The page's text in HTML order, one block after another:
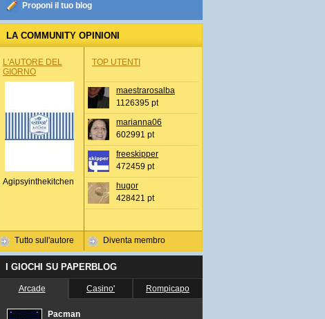
Proponi il tuo blog
LA COMMUNITY OPINIONI
L'AUTORE DEL
GIORNO
Agipsyinthekitchen
Tutto sull'autore
TOP UTENTI
maestrarosalba
1126395 pt
marianna06
602991 pt
freeskipper
472459 pt
hugor
428421 pt
Diventa membro
I GIOCHI SU PAPERBLOG
Arcade Casino' Rompicapo
Pacman